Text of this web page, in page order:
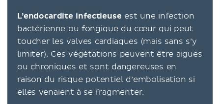
L’endocardite infectieuse est une infection
bactérienne ou fongique du cœur qui peut
toucher les valves cardiaques (mais sans s’y
limiter). Ces végétations peuvent être aiguës
ou chroniques et sont dangereuses en
raison du risque potentiel d’embolisation si
elles venaient à se fragmenter.